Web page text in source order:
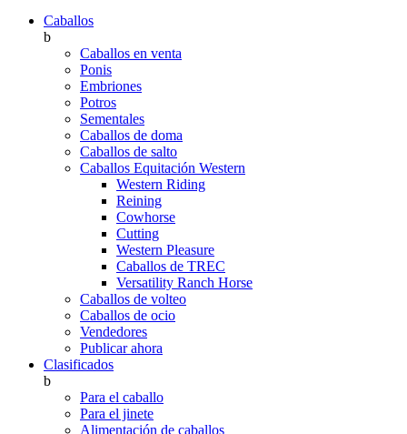
Caballos
b
Caballos en venta
Ponis
Embriones
Potros
Sementales
Caballos de doma
Caballos de salto
Caballos Equitación Western
Western Riding
Reining
Cowhorse
Cutting
Western Pleasure
Caballos de TREC
Versatility Ranch Horse
Caballos de volteo
Caballos de ocio
Vendedores
Publicar ahora
Clasificados
b
Para el caballo
Para el jinete
Alimentación de caballos